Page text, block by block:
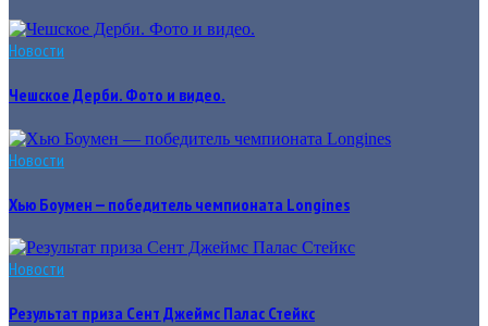
Новости
Чешское Дерби. Фото и видео.
Новости
Хью Боумен — победитель чемпионата Longines
Новости
Результат приза Сент Джеймс Палас Стейкс